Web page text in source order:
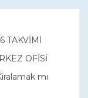
TAKVİMİ
OFİSİ
mı